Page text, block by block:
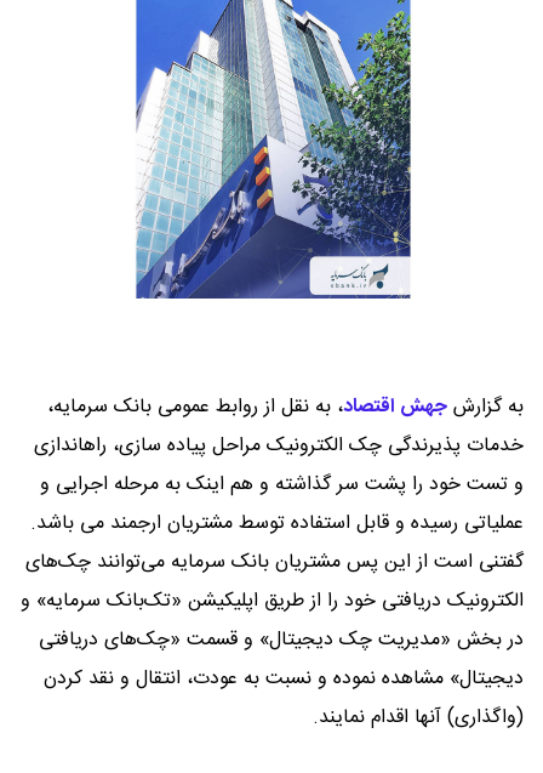
به گزارشجهش اقتصاد، به نقل از روابط عمومی بانک سرمایه،
خدمات پذیرندگی چک الکترونیک مراحل پیاده سازی، راه‎اندازی
و تست خود را پشت سر گذاشته و هم اینک به مرحله اجرایی و
عملیاتی رسیده و قابل استفاده توسط مشتریان ارجمند می باشد.
گفتنی است از این پس مشتریان بانک سرمایه می‌توانند چک‌های
الکترونیک دریافتی خود را از طریق اپلیکیشن «تک‌بانک سرمایه» و
در بخش «مدیریت چک دیجیتال» و قسمت «چک‌های دریافتی
دیجیتال» مشاهده نموده و نسبت به عودت، انتقال و نقد کردن
(واگذاری) آنها اقدام نمایند.